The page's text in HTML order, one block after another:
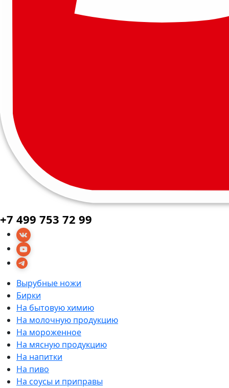
+7 499 753 72 99
Вырубные ножи
Бирки
На бытовую химию
На молочную продукцию
На мороженное
На мясную продукцию
На напитки
На пиво
На соусы и приправы